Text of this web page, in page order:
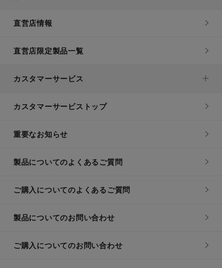
直営店情報
直営店限定製品一覧
カスタマーサービス
カスタマーサービストップ
重要なお知らせ
製品についてのよくあるご質問
ご購入についてのよくあるご質問
製品についてのお問い合わせ
ご購入についてのお問い合わせ